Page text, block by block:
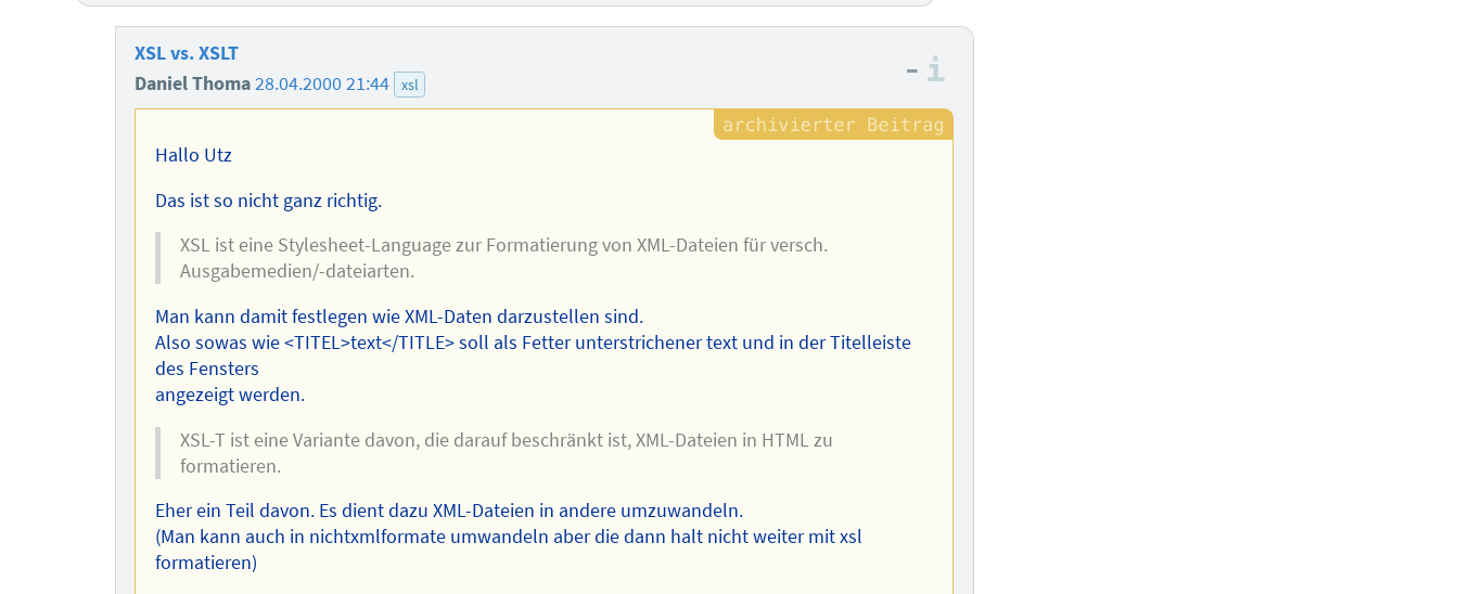
XSL vs. XSLT
Daniel Thoma28.04.2000 21:44 xsl –
Hallo Utz
Das ist so nicht ganz richtig.
XSL ist eine Stylesheet-Language zur Formatierung von XML-Dateien für versch.
Ausgabemedien/-dateiarten.
Man kann damit festlegen wie XML-Daten darzustellen sind.
Also sowas wie <TITEL>text</TITLE> soll als Fetter unterstrichener text und in der Titelleiste
des Fensters
angezeigt werden.
XSL-T ist eine Variante davon, die darauf beschränkt ist, XML-Dateien in HTML zu
formatieren.
Eher ein Teil davon. Es dient dazu XML-Dateien in andere umzuwandeln.
(Man kann auch in nichtxmlformate umwandeln aber die dann halt nicht weiter mit xsl
formatieren)